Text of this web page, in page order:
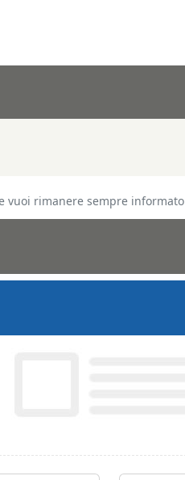
vuoi rimanere sempre informato